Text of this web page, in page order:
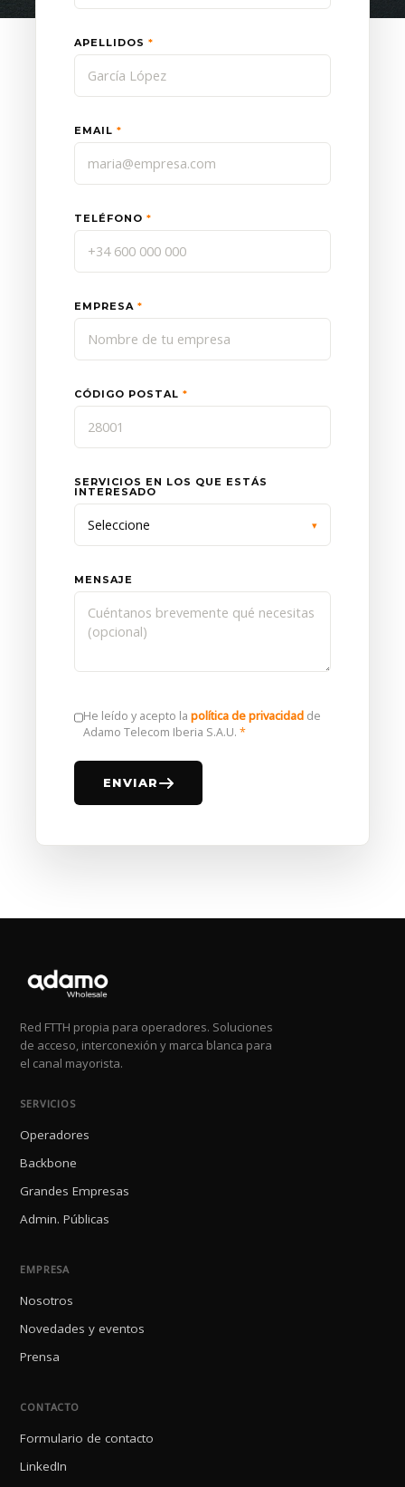
APELLIDOS *
EMAIL *
TELÉFONO *
EMPRESA *
CÓDIGO POSTAL *
SERVICIOS EN LOS QUE ESTÁS
INTERESADO
Seleccione
MENSAJE
He leído y acepto la política de privacidadde
Adamo Telecom Iberia S.A.U. *
ENVIAR
Red FTTH propia para operadores. Soluciones
de acceso, interconexión y marca blanca para
el canal mayorista.
SERVICIOS
Operadores
Backbone
Grandes Empresas
Admin. Públicas
EMPRESA
Nosotros
Novedades y eventos
Prensa
CONTACTO
Formulario de contacto
LinkedIn